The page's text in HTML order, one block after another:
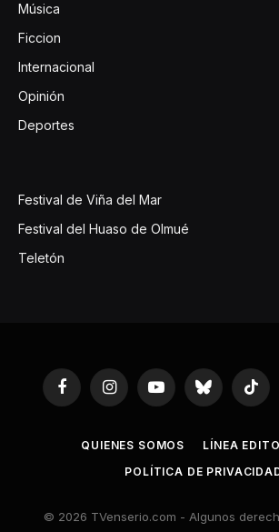
Música
Ficcion
Internacional
Opinión
Deportes
Festival de Viña del Mar
Festival del Huaso de Olmué
Teletón
FacebookInstagramYouTubeBluesky
QUIENES SOMOS
LÍNEA
POLÍTICA DE
© 2026 TVenserio.com - Algunos